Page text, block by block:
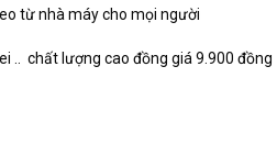
từ nhà máy cho mọi người
.. chất lượng cao đồng giá 9.900 đồng